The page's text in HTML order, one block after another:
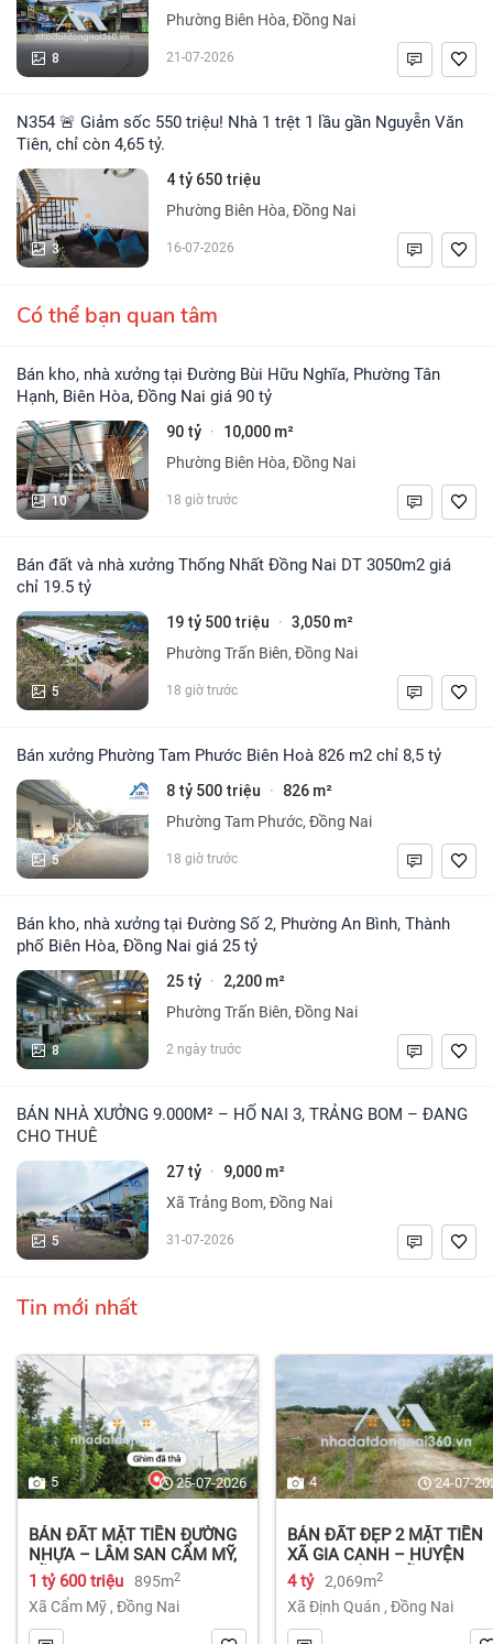
8
Phường Biên Hòa, Đồng Nai
21-07-2026
N354 🚨 Giảm sốc 550 triệu! Nhà 1 trệt 1 lầu gần Nguyễn Văn
Tiên, chỉ còn 4,65 tỷ.
3
4 tỷ 650 triệu
Phường Biên Hòa, Đồng Nai
16-07-2026
Có thể bạn quan tâm
Bán kho, nhà xưởng tại Đường Bùi Hữu Nghĩa, Phường Tân
Hạnh, Biên Hòa, Đồng Nai giá 90 tỷ
10
90 tỷ · 10,000 m²
Phường Biên Hòa, Đồng Nai
18 giờ trước
Bán đất và nhà xưởng Thống Nhất Đồng Nai DT 3050m2 giá
chỉ 19.5 tỷ
5
19 tỷ 500 triệu · 3,050 m²
Phường Trấn Biên, Đồng Nai
18 giờ trước
Bán xưởng Phường Tam Phước Biên Hoà 826 m2 chỉ 8,5 tỷ
5
8 tỷ 500 triệu · 826 m²
Phường Tam Phước, Đồng Nai
18 giờ trước
Bán kho, nhà xưởng tại Đường Số 2, Phường An Bình, Thành
phố Biên Hòa, Đồng Nai giá 25 tỷ
8
25 tỷ · 2,200 m²
Phường Trấn Biên, Đồng Nai
2 ngày trước
BÁN NHÀ XƯỞNG 9.000M² – HỐ NAI 3, TRẢNG BOM – ĐANG
CHO THUÊ
5
27 tỷ · 9,000 m²
Xã Trảng Bom, Đồng Nai
31-07-2026
Tin mới nhất
5 25-07-2026
BÁN ĐẤT MẶT TIỀN ĐƯỜNG
NHỰA – LÂM SAN CẨM MỸ,
ĐỒNG NAI.
1 tỷ 600 triệu 895m2
Xã Cẩm Mỹ , Đồng Nai
4 24-07-
BÁN ĐẤT ĐẸP 2 MẶT TIỀN
XÃ GIA CANH – HUYỆN
ĐỊNH QUÁN – ĐỒNG NAI dt
2.069m² 4 tỷ
4 tỷ 2,069m2
Xã Định Quán , Đồng Nai